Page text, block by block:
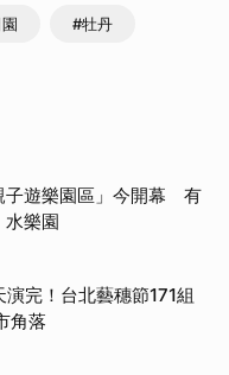
#牡丹
子遊樂園區」今開幕 有
水樂園
完！台北藝穗節171組
角落